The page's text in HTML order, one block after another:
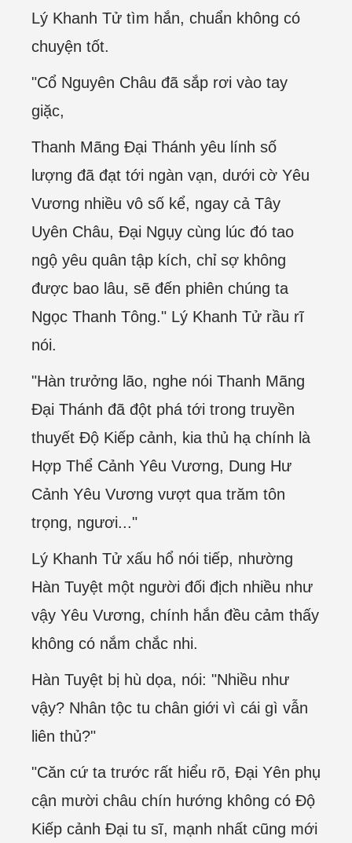
Lý Khanh Tử tìm hắn, chuẩn không có
chuyện tốt.
"Cổ Nguyên Châu đã sắp rơi vào tay
giặc,
Thanh Mãng Đại Thánh yêu lính số
lượng đã đạt tới ngàn vạn, dưới cờ Yêu
Vương nhiều vô số kể, ngay cả Tây
Uyên Châu, Đại Ngụy cùng lúc đó tao
ngộ yêu quân tập kích, chỉ sợ không
được bao lâu, sẽ đến phiên chúng ta
Ngọc Thanh Tông." Lý Khanh Tử rầu rĩ
nói.
"Hàn trưởng lão, nghe nói Thanh Mãng
Đại Thánh đã đột phá tới trong truyền
thuyết Độ Kiếp cảnh, kia thủ hạ chính là
Hợp Thể Cảnh Yêu Vương, Dung Hư
Cảnh Yêu Vương vượt qua trăm tôn
trọng, ngươi..."
Lý Khanh Tử xấu hổ nói tiếp, nhường
Hàn Tuyệt một người đối địch nhiều như
vậy Yêu Vương, chính hắn đều cảm thấy
không có nắm chắc nhi.
Hàn Tuyệt bị hù dọa, nói: "Nhiều như
vậy? Nhân tộc tu chân giới vì cái gì vẫn
liên thủ?"
"Căn cứ ta trước rất hiểu rõ, Đại Yên phụ
cận mười châu chín hướng không có Độ
Kiếp cảnh Đại tu sĩ, mạnh nhất cũng mới